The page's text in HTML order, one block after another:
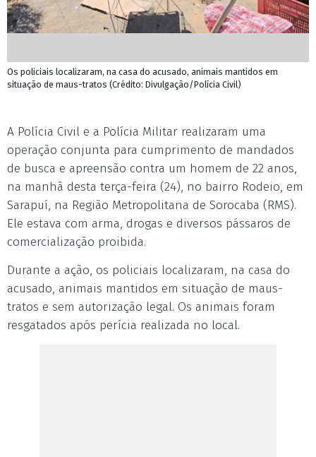
Os policiais localizaram, na casa do acusado, animais mantidos em
situação de maus-tratos (Crédito: Divulgação/Polícia Civil)
A Polícia Civil e a Polícia Militar realizaram uma
operação conjunta para cumprimento de mandados
de busca e apreensão contra um homem de 22 anos,
na manhã desta terça-feira (24), no bairro Rodeio, em
Sarapuí, na Região Metropolitana de Sorocaba (RMS).
Ele estava com arma, drogas e diversos pássaros de
comercialização proibida.
Durante a ação, os policiais localizaram, na casa do
acusado, animais mantidos em situação de maus-
tratos e sem autorização legal. Os animais foram
resgatados após perícia realizada no local.